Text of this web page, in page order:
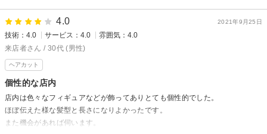
わざわざ口コミを書いて頂きありがとうございます。
また帰省の際にお立ち寄り下さい。お待ちしております。
ご来店ありがとうございました。
2021年9月25日
4.0
技術：4.0 サービス：4.0
雰囲気：4.0
来店者さん / 30代 (男性)
ヘアカット
個性的な店内
店内は色々なフィギュアなどが飾ってありとても個性的でした。
ほぼ伝えた様な髪型と長さになりよかったです。
また機会があれば伺います。